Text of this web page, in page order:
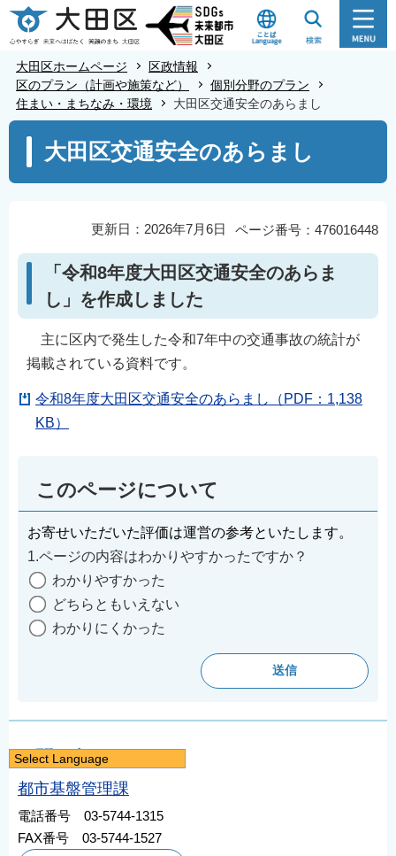
こ
の
の
頭
大田区ホームページ
区政情報
区のプラン（計画や施策など）
個別分野のプラン
住まい・まちなみ・環境
大田区交通安全のあらまし
こ
ら
大田区交通安全のあらまし
ページ番号：476016448
更新日：2026年7月6日
「令和8年度大田区交通安全のあらま
し」を作成しました
主に区内で発生した令和7年中の交通事故の統計が
掲載されている資料です。
令和8年度大田区交通安全のあらまし（PDF：1,138
KB）
このページについて
お寄せいただいた評価は運営の参考といたします。
1.ページの内容はわかりやすかったですか？
わかりやすかった
どちらともいえない
わかりにくかった
お問い合わせ
都市基盤管理課
電話番号 03-5744-1315
FAX番号 03-5744-1527
Select Language
日本語
English
简体中文